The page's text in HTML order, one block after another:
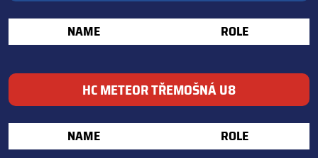
NAME ROLE
HC METEOR TŘEMOŠNÁ U8
NAME ROLE